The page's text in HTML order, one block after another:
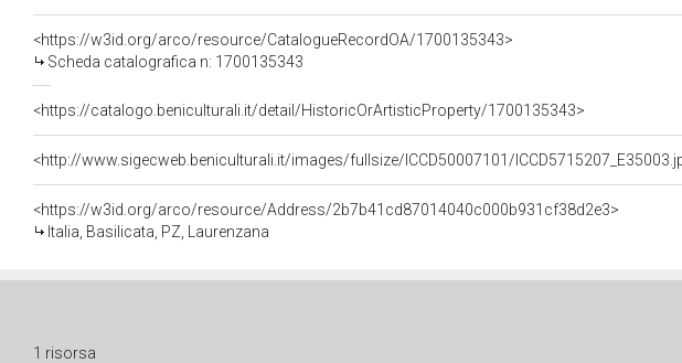
<https://w3id.org/arco/resource/CatalogueRecordOA/1700135343>
Scheda catalografica n: 1700135343
<https://catalogo.beniculturali.it/detail/HistoricOrArtisticProperty/1700135343>
<http://www.sigecweb.beniculturali.it/images/fullsize/ICCD50007101/
<https://w3id.org/arco/resource/Address/2b7b41cd87014040c000b931cf38d2e3>
Italia, Basilicata, PZ, Laurenzana
1 risorsa